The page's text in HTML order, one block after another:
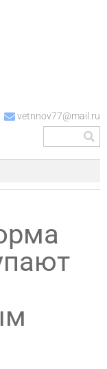
vetnnov77@mail.ru